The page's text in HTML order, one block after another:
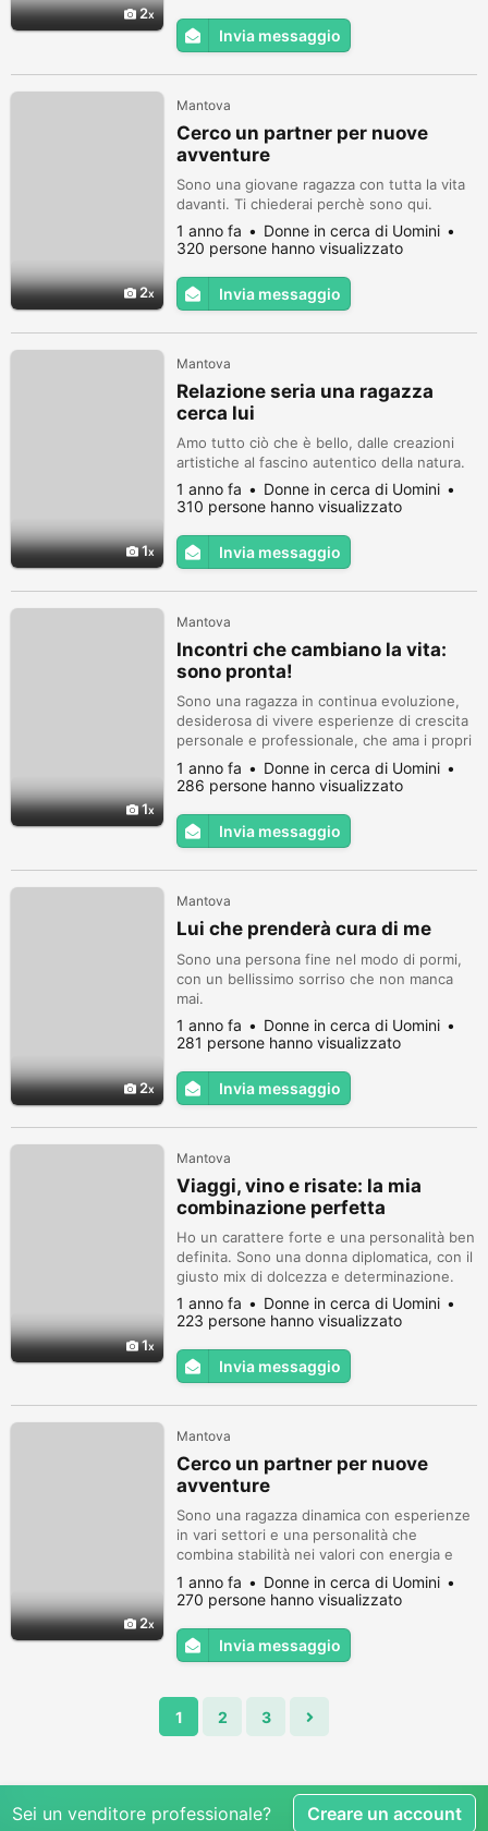
2
Invia messaggio
2
Mantova
Cerco un partner per nuove
avventure
Sono una giovane ragazza con tutta la vita
davanti. Ti chiederai perchè sono qui.
1 anno fa
Donne in cerca di Uomini
320 persone hanno visualizzato
Invia messaggio
1
Mantova
Relazione seria una ragazza
cerca lui
Amo tutto ciò che è bello, dalle creazioni
artistiche al fascino autentico della natura.
1 anno fa
Donne in cerca di Uomini
310 persone hanno visualizzato
Invia messaggio
1
Mantova
Incontri che cambiano la vita:
sono pronta!
Sono una ragazza in continua evoluzione,
desiderosa di vivere esperienze di crescita
personale e professionale, che ama i propri
spazi e tempi.
1 anno fa
Donne in cerca di Uomini
286 persone hanno visualizzato
Invia messaggio
2
Mantova
Lui che prenderà cura di me
Sono una persona fine nel modo di pormi,
con un bellissimo sorriso che non manca
mai.
1 anno fa
Donne in cerca di Uomini
281 persone hanno visualizzato
Invia messaggio
1
Mantova
Viaggi, vino e risate: la mia
combinazione perfetta
Ho un carattere forte e una personalità ben
definita. Sono una donna diplomatica, con il
giusto mix di dolcezza e determinazione.
1 anno fa
Donne in cerca di Uomini
223 persone hanno visualizzato
Invia messaggio
2
Mantova
Cerco un partner per nuove
avventure
Sono una ragazza dinamica con esperienze
in vari settori e una personalità che
combina stabilità nei valori con energia e
positività.
1 anno fa
Donne in cerca di Uomini
270 persone hanno visualizzato
Invia messaggio
1 2 3
Sei un venditore professionale? Creare un account